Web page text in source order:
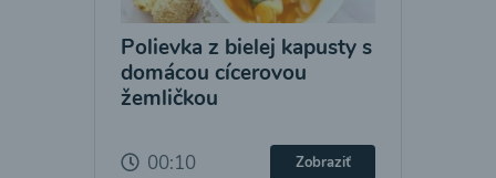
Polievka z bielej kapusty s
domácou cícerovou
žemličkou
00:10 Zobraziť